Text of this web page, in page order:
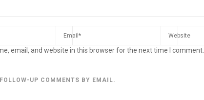
email, and website in this browser for the next time I comment.
UP COMMENTS BY EMAIL.